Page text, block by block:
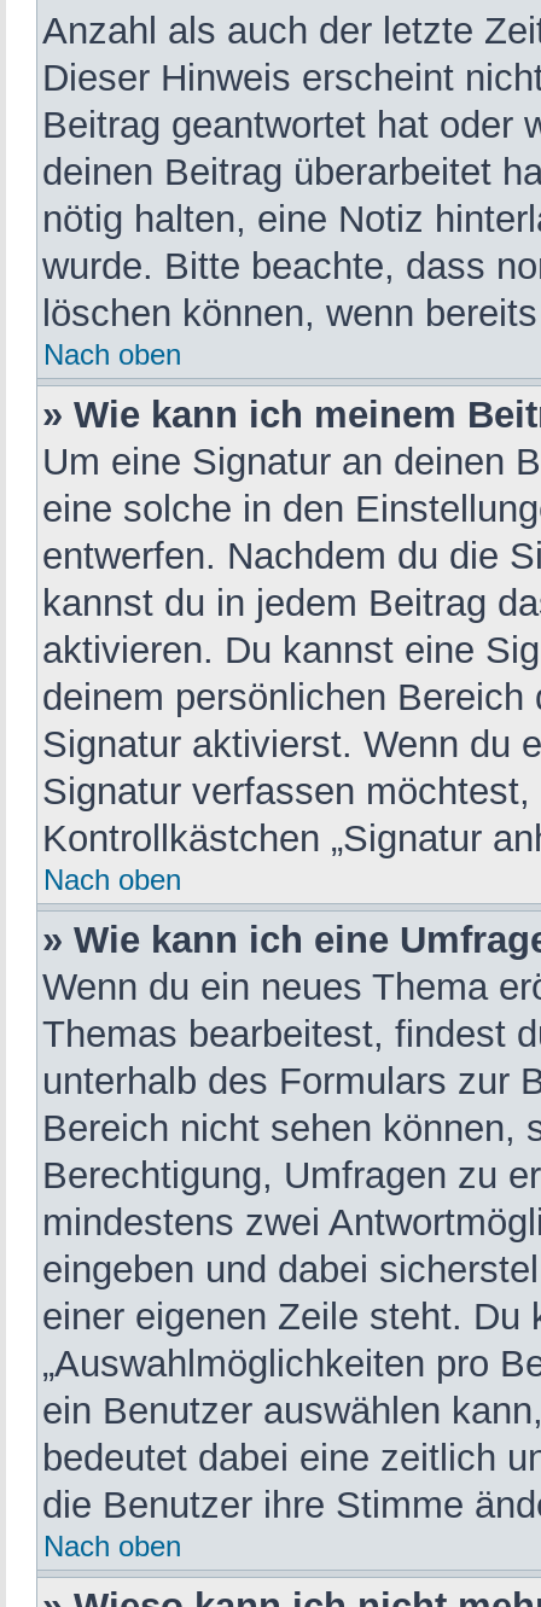
Anzahl als auch der letzte
Dieser Hinweis erscheint
Beitrag geantwortet hat oder
deinen Beitrag überarbeitet
nötig halten, eine Notiz
wurde. Bitte beachte, dass
löschen können, wenn
Nach oben
» Wie kann ich meinem
Um eine Signatur an deinen
eine solche in den
entwerfen. Nachdem du die
kannst du in jedem Beitrag
aktivieren. Du kannst eine
deinem persönlichen
Signatur aktivierst. Wenn du
Signatur verfassen
Kontrollkästchen „Signatur
Nach oben
» Wie kann ich eine
Wenn du ein neues Thema
Themas bearbeitest, findest
unterhalb des Formulars zur
Bereich nicht sehen können,
Berechtigung, Umfragen zu
mindestens zwei
eingeben und dabei
einer eigenen Zeile steht. Du
„Auswahlmöglichkeiten pro
ein Benutzer auswählen
bedeutet dabei eine zeitlich
die Benutzer ihre Stimme
Nach oben